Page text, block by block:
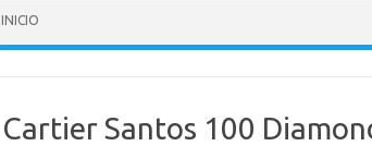
INICIO
Cartier Santos 100